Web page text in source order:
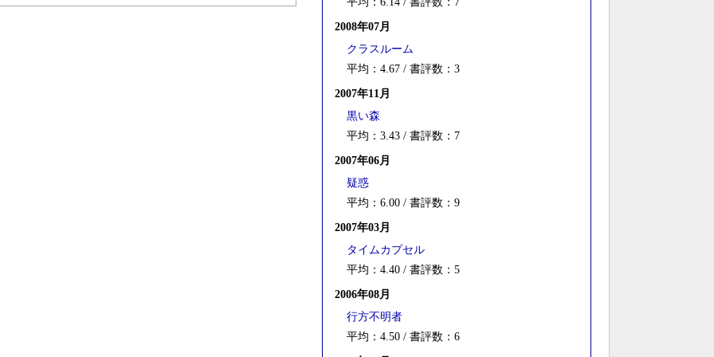
2008年07月
クラスルーム
平均：4.67 / 書評数：3
2007年11月
黒い森
平均：3.43 / 書評数：7
2007年06月
疑惑
平均：6.00 / 書評数：9
2007年03月
タイムカプセル
平均：4.40 / 書評数：5
2006年08月
行方不明者
平均：4.50 / 書評数：6